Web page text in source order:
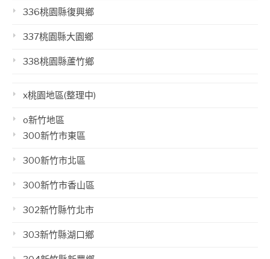
336桃園縣復興鄉
337桃園縣大園鄉
338桃園縣蘆竹鄉
x桃園地區(整理中)
o新竹地區
300新竹市東區
300新竹市北區
300新竹市香山區
302新竹縣竹北市
303新竹縣湖口鄉